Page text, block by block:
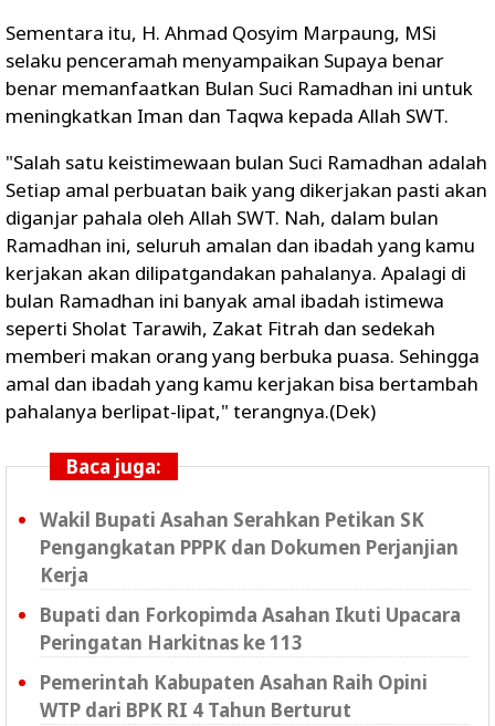
Sementara itu, H. Ahmad Qosyim Marpaung, MSi
selaku penceramah menyampaikan Supaya benar
benar memanfaatkan Bulan Suci Ramadhan ini untuk
meningkatkan Iman dan Taqwa kepada Allah SWT.
"Salah satu keistimewaan bulan Suci Ramadhan adalah
Setiap amal perbuatan baik yang dikerjakan pasti akan
diganjar pahala oleh Allah SWT. Nah, dalam bulan
Ramadhan ini, seluruh amalan dan ibadah yang kamu
kerjakan akan dilipatgandakan pahalanya. Apalagi di
bulan Ramadhan ini banyak amal ibadah istimewa
seperti Sholat Tarawih, Zakat Fitrah dan sedekah
memberi makan orang yang berbuka puasa. Sehingga
amal dan ibadah yang kamu kerjakan bisa bertambah
pahalanya berlipat-lipat," terangnya.(Dek)
Baca juga:
Wakil Bupati Asahan Serahkan Petikan SK
Pengangkatan PPPK dan Dokumen Perjanjian
Kerja
Bupati dan Forkopimda Asahan Ikuti Upacara
Peringatan Harkitnas ke 113
Pemerintah Kabupaten Asahan Raih Opini
WTP dari BPK RI 4 Tahun Berturut